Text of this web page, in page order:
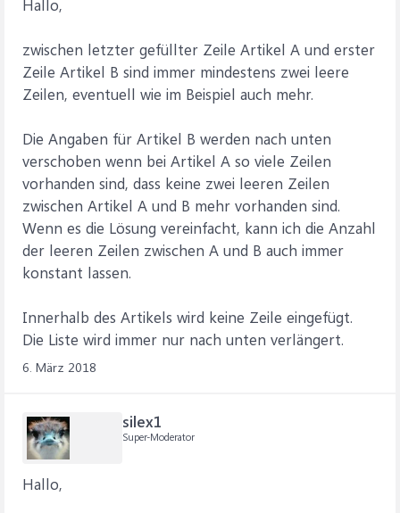
Hallo,
zwischen letzter gefüllter Zeile Artikel A und erster
Zeile Artikel B sind immer mindestens zwei leere
Zeilen, eventuell wie im Beispiel auch mehr.
Die Angaben für Artikel B werden nach unten
verschoben wenn bei Artikel A so viele Zeilen
vorhanden sind, dass keine zwei leeren Zeilen
zwischen Artikel A und B mehr vorhanden sind.
Wenn es die Lösung vereinfacht, kann ich die Anzahl
der leeren Zeilen zwischen A und B auch immer
konstant lassen.
Innerhalb des Artikels wird keine Zeile eingefügt.
Die Liste wird immer nur nach unten verlängert.
6. März 2018
silex1
Super-Moderator
Hallo,